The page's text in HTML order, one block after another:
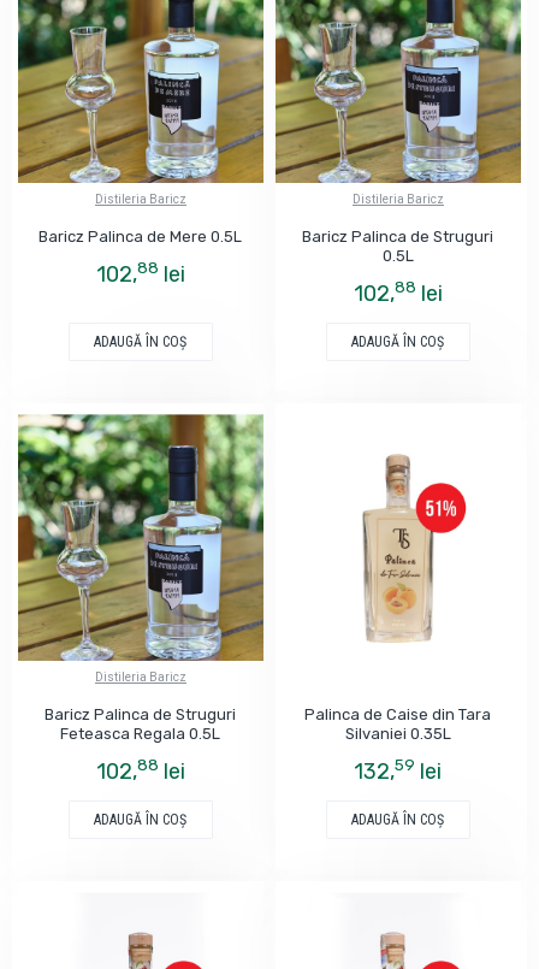
Distileria Baricz
Baricz Palinca de Mere 0.5L
102,88 lei
ADAUGĂ ÎN COŞ
Distileria Baricz
Baricz Palinca de Struguri
0.5L
102,88 lei
ADAUGĂ ÎN COŞ
Distileria Baricz
Baricz Palinca de Struguri
Feteasca Regala 0.5L
102,88 lei
ADAUGĂ ÎN COŞ
Palinca de Caise din Tara
Silvaniei 0.35L
132,59 lei
ADAUGĂ ÎN COŞ